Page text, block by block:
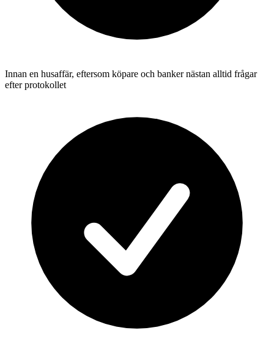
Innan en husaffär, eftersom köpare och banker nästan alltid frågar
efter protokollet